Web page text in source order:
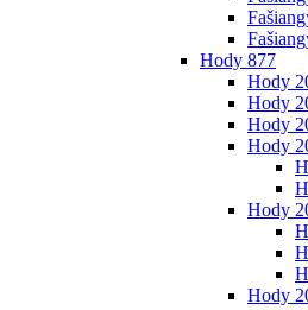
Hody 877
Hody
Hody
Hody
Hody
Hody
Hody